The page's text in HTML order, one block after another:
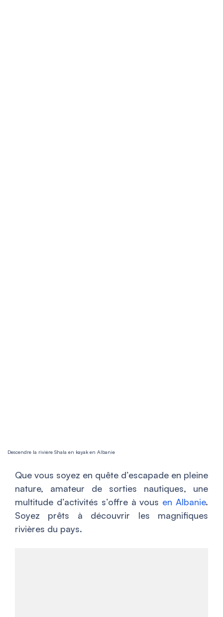
Descendre la rivière Shala en kayak en Albanie
Que vous soyez en quête d’escapade en pleine
nature, amateur de sorties nautiques, une
multitude d’activités s’offre à vous en Albanie.
Soyez prêts à découvrir les magnifiques
rivières du pays.